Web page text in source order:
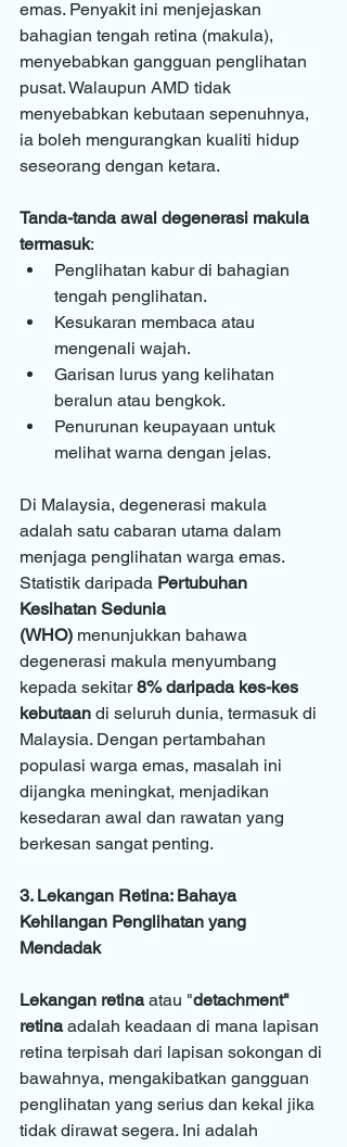
emas. Penyakit ini menjejaskan
bahagian tengah retina (makula),
menyebabkan gangguan penglihatan
pusat. Walaupun AMD tidak
menyebabkan kebutaan sepenuhnya,
ia boleh mengurangkan kualiti hidup
seseorang dengan ketara.
Tanda-tanda awal degenerasi makula
termasuk:
Penglihatan kabur di bahagian
tengah penglihatan.
Kesukaran membaca atau
mengenali wajah.
Garisan lurus yang kelihatan
beralun atau bengkok.
Penurunan keupayaan untuk
melihat warna dengan jelas.
Di Malaysia, degenerasi makula
adalah satu cabaran utama dalam
menjaga penglihatan warga emas.
Statistik daripada Pertubuhan
Kesihatan Sedunia
(WHO) menunjukkan bahawa
degenerasi makula menyumbang
kepada sekitar 8% daripada kes-kes
kebutaan di seluruh dunia, termasuk di
Malaysia. Dengan pertambahan
populasi warga emas, masalah ini
dijangka meningkat, menjadikan
kesedaran awal dan rawatan yang
berkesan sangat penting.
3. Lekangan Retina: Bahaya
Kehilangan Penglihatan yang
Mendadak
Lekangan retina atau "detachment"
retina adalah keadaan di mana lapisan
retina terpisah dari lapisan sokongan di
bawahnya, mengakibatkan gangguan
penglihatan yang serius dan kekal jika
tidak dirawat segera. Ini adalah